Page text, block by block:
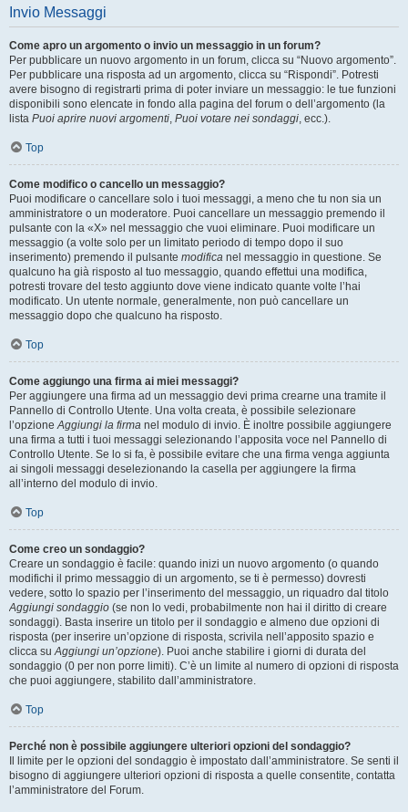
Invio Messaggi
Come apro un argomento o invio un messaggio in un forum?
Per pubblicare un nuovo argomento in un forum, clicca su “Nuovo argomento”.
Per pubblicare una risposta ad un argomento, clicca su “Rispondi”. Potresti
avere bisogno di registrarti prima di poter inviare un messaggio: le tue funzioni
disponibili sono elencate in fondo alla pagina del forum o dell’argomento (la
lista Puoi aprire nuovi argomenti, Puoi votare nei sondaggi, ecc.).
Top
Come modifico o cancello un messaggio?
Puoi modificare o cancellare solo i tuoi messaggi, a meno che tu non sia un
amministratore o un moderatore. Puoi cancellare un messaggio premendo il
pulsante con la «X» nel messaggio che vuoi eliminare. Puoi modificare un
messaggio (a volte solo per un limitato periodo di tempo dopo il suo
inserimento) premendo il pulsante modifica nel messaggio in questione. Se
qualcuno ha già risposto al tuo messaggio, quando effettui una modifica,
potresti trovare del testo aggiunto dove viene indicato quante volte l’hai
modificato. Un utente normale, generalmente, non può cancellare un
messaggio dopo che qualcuno ha risposto.
Top
Come aggiungo una firma ai miei messaggi?
Per aggiungere una firma ad un messaggio devi prima crearne una tramite il
Pannello di Controllo Utente. Una volta creata, è possibile selezionare
l’opzioneAggiungi la firma nel modulo di invio. È inoltre possibile aggiungere
una firma a tutti i tuoi messaggi selezionando l’apposita voce nel Pannello di
Controllo Utente. Se lo si fa, è possibile evitare che una firma venga aggiunta
ai singoli messaggi deselezionando la casella per aggiungere la firma
all’interno del modulo di invio.
Top
Come creo un sondaggio?
Creare un sondaggio è facile: quando inizi un nuovo argomento (o quando
modifichi il primo messaggio di un argomento, se ti è permesso) dovresti
vedere, sotto lo spazio per l’inserimento del messaggio, un riquadro dal titolo
Aggiungi sondaggio (se non lo vedi, probabilmente non hai il diritto di creare
sondaggi). Basta inserire un titolo per il sondaggio e almeno due opzioni di
risposta (per inserire un’opzione di risposta, scrivila nell’apposito spazio e
clicca suAggiungi un’opzione). Puoi anche stabilire i giorni di durata del
sondaggio (0 per non porre limiti). C’è un limite al numero di opzioni di risposta
che puoi aggiungere, stabilito dall’amministratore.
Top
Perché non è possibile aggiungere ulteriori opzioni del sondaggio?
Il limite per le opzioni del sondaggio è impostato dall’amministratore. Se senti il
bisogno di aggiungere ulteriori opzioni di risposta a quelle consentite, contatta
l’amministratore del Forum.